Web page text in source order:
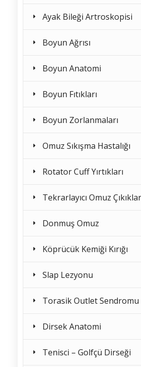
Ayak Bileği Artroskopisi
Boyun Ağrısı
Boyun Anatomi
Boyun Fıtıkları
Boyun Zorlanmaları
Omuz Sıkışma Hastalığı
Rotator Cuff Yırtıkları
Tekrarlayıcı Omuz
Donmuş Omuz
Köprücük Kemiği Kırığı
Slap Lezyonu
Torasik Outlet Sendromu
Dirsek Anatomi
Tenisci – Golfçü Dirseği